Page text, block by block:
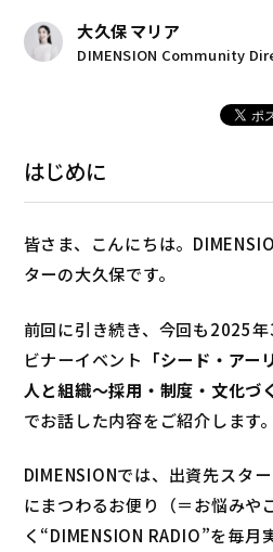
大久保 マリア
DIMENSION Community
はじめに
皆さま、こんにちは。
ターの大久保です。
前回に引き続き、 今回も2025年
ビナーイベント 「シード・ア
人と組織～採用・制度・文化づ
でお話した内容をご紹介します。
DIMENSIONでは、出資先スタ
にまつわるお便り（＝お悩みや
く“DIMENSION RADIO”を毎月